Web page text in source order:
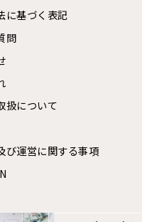
に基づく表記
問
扱について
び運営に関する事項